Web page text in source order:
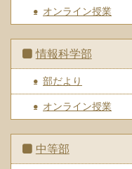
オンライン授業
情報科学部
部だより
オンライン授業
中等部